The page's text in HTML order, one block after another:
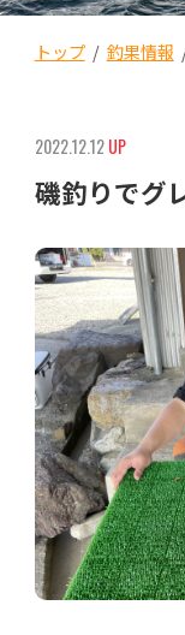
トップ/ 釣果情報
2022.12.12UP
磯釣りでグ